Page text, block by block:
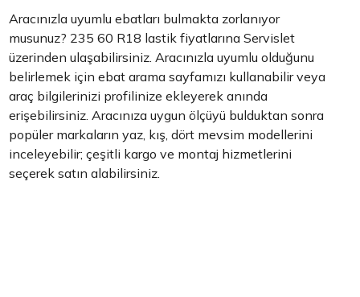
Aracınızla uyumlu ebatları bulmakta zorlanıyor
musunuz? 235 60 R18 lastik fiyatlarına Servislet
üzerinden ulaşabilirsiniz. Aracınızla uyumlu olduğunu
belirlemek için ebat arama sayfamızı kullanabilir veya
araç bilgilerinizi profilinize ekleyerek anında
erişebilirsiniz. Aracınıza uygun ölçüyü bulduktan sonra
popüler markaların yaz, kış, dört mevsim modellerini
inceleyebilir; çeşitli kargo ve montaj hizmetlerini
seçerek satın alabilirsiniz.